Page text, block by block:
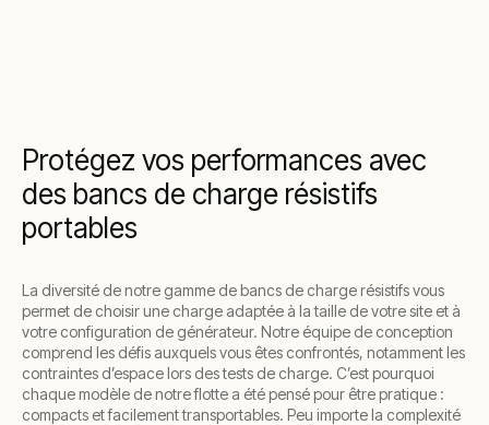
Protégez vos performances avec
des bancs de charge résistifs
portables
La diversité de notre gamme de bancs de charge résistifs vous
permet de choisir une charge adaptée à la taille de votre site et à
votre configuration de générateur. Notre équipe de conception
comprend les défis auxquels vous êtes confrontés, notamment les
contraintes d’espace lors des tests de charge. C’est pourquoi
chaque modèle de notre flotte a été pensé pour être pratique :
compacts et facilement transportables. Peu importe la complexité